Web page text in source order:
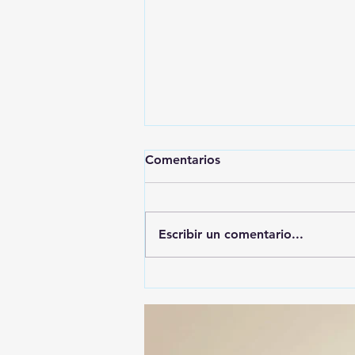
GARCIA, EL MÁS
Comentarios
Escribir un comentario...